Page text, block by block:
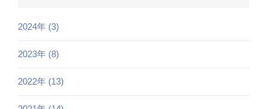
2024年 (3)
2023年 (8)
2022年 (13)